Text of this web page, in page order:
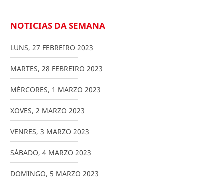
NOTICIAS DA SEMANA
LUNS, 27 FEBREIRO 2023
MARTES, 28 FEBREIRO 2023
MÉRCORES, 1 MARZO 2023
XOVES, 2 MARZO 2023
VENRES, 3 MARZO 2023
SÁBADO, 4 MARZO 2023
DOMINGO, 5 MARZO 2023